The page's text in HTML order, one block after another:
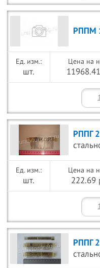
РППМ
шт.
Цена на
РППГ
шт.
Цена на
222.69
РППГ